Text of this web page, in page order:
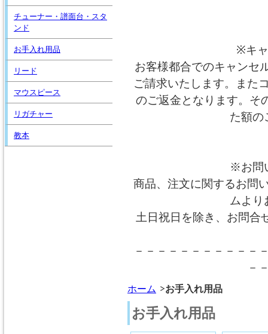
※キ
お客様都合でのキャンセ
ご請求いたします。また
のご返金となります。そ
た額の
※お問
商品、注文に関するお問
ムより
土日祝日を除き、お問合
－－－－－－－－－－－
－
ホーム お手入れ用品
お手入れ用品
チューナー・譜面台・スタ
ンド
お手入れ用品
リード
マウスピース
リガチャー
教本